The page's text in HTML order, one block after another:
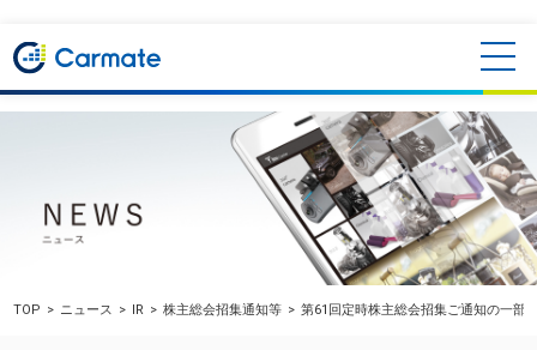
TOP ニュース IR 株主総会招集通知等 第61回定時株主総会招集ご通知の一部